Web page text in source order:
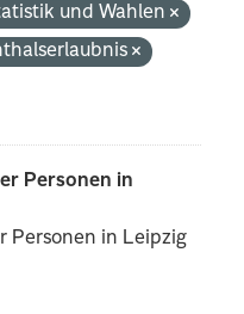
und Wahlen
Personen in
Personen in Leipzig